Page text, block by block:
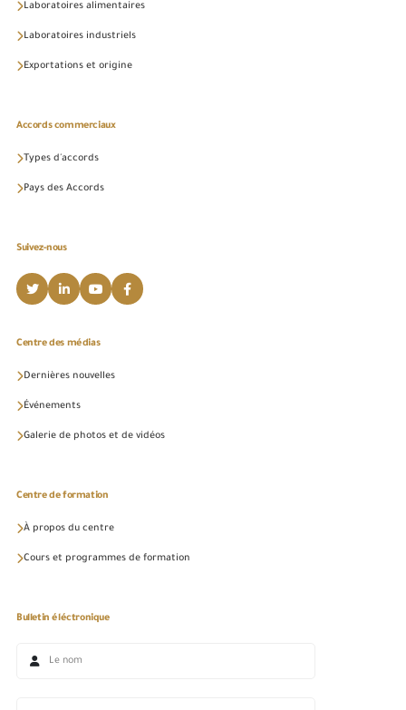
Laboratoires alimentaires
Laboratoires industriels
Exportations et origine
Accords commerciaux
Types d'accords
Pays des Accords
Suivez-nous
Centre des médias
Dernières nouvelles
Événements
Galerie de photos et de vidéos
Centre de formation
À propos du centre
Cours et programmes de formation
Bulletin éléctronique